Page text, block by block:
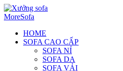
HOME
SOFA CAO CẤP
SOFA NỈ
SOFA DA
SOFA VẢI